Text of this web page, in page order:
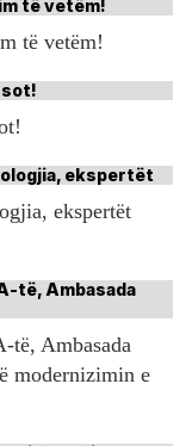
të vetëm!
ekspertët
të, Ambasada
modernizimin e